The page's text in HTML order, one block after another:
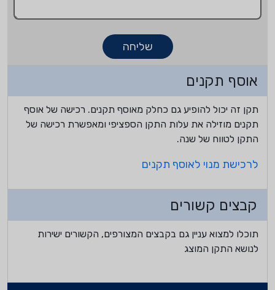
שליחה
אוסף תקנים
תקן זה יכול להופיע גם כחלק מאוסף תקנים. רכישה של אוסף
תקנים מוזילה את עלות התקן הספציפי ומאפשרת רכישה של
התקן לטווח של שנה.
לרכישת מנוי לאוסף תקנים
קבצים קשורים
תוכלו למצוא עניין גם בקבצים המצורפים, הקשורים ישירות
לנושא התקן המוצג